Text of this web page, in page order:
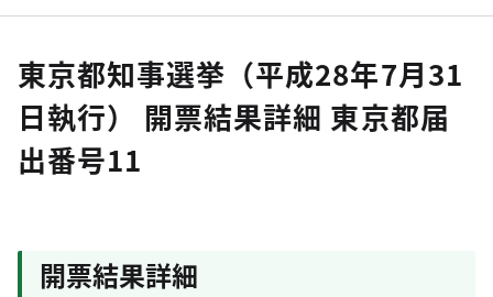
東京都知事選挙（平成28年7月31
日執行） 開票結果詳細 東京都届
出番号11
開票結果詳細